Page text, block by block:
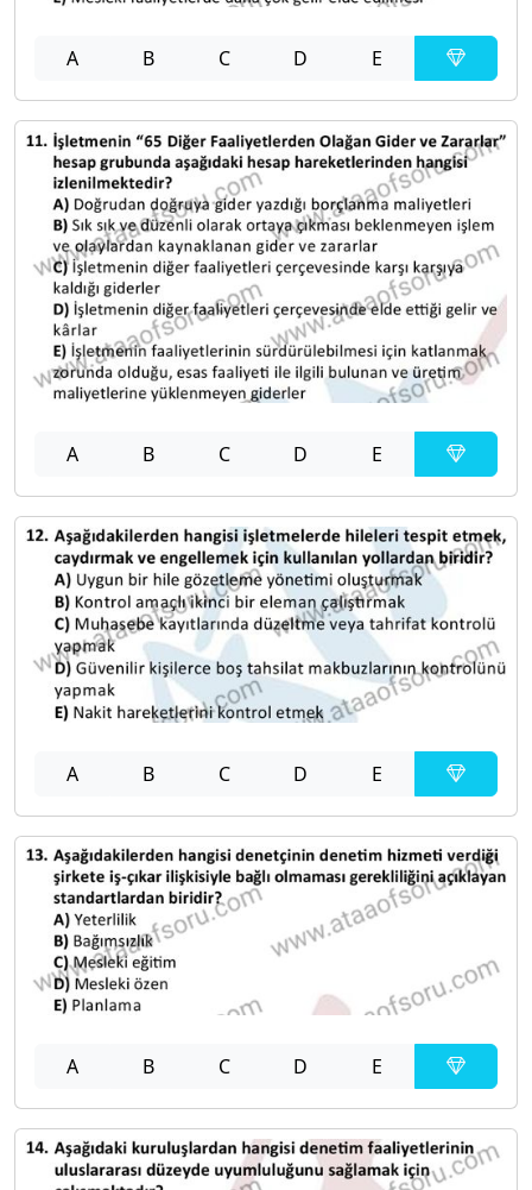
A B C D E
A B C D E
A B C D E
A B C D E